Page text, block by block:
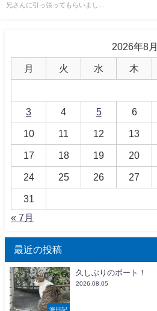
兄さんに引っ張ってもらいまし...
2026年8月
月 火 水 木
3 4 5 6
10 11 12 13
17 18 19 20
24 25 26 27
31
« 7月
最近の投稿
海日記
久しぶりのボート！
2026.08.05